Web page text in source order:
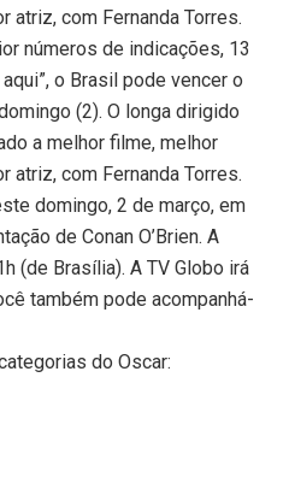
atriz, com Fernanda Torres.
números de indicações, 13
o Brasil pode vencer o
(2). O longa dirigido
a melhor filme, melhor
atriz, com Fernanda Torres.
domingo, 2 de março, em
de Conan O’Brien. A
(de Brasília). A TV Globo irá
também pode acompanhá-
do Oscar: